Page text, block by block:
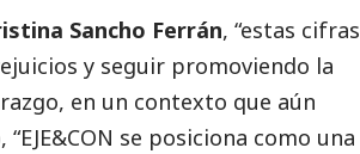
Sancho Ferrán, “estas cifras
y seguir promoviendo la
en un contexto que aún
se posiciona como una